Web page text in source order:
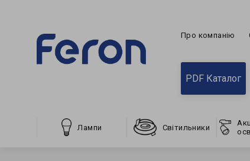
Про компанію
PDF Каталог
Лампи Світильники